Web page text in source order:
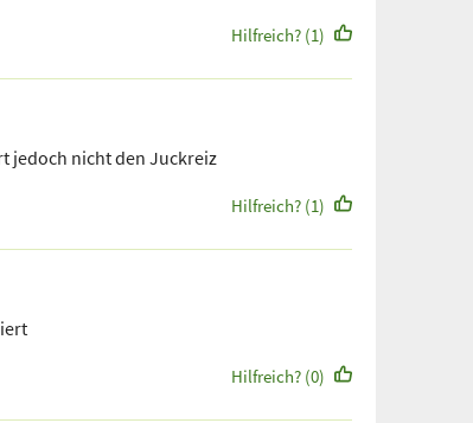
Hilfreich? (1)
jedoch nicht den Juckreiz
Hilfreich? (1)
Hilfreich? (0)